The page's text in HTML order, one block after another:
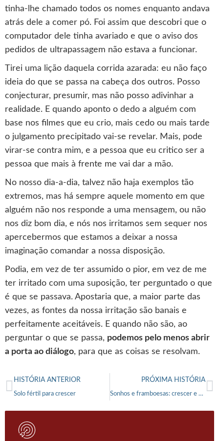
tinha-lhe chamado todos os nomes enquanto andava
atrás dele a comer pó. Foi assim que descobri que o
computador dele tinha avariado e que o aviso dos
pedidos de ultrapassagem não estava a funcionar.
Tirei uma lição daquela corrida azarada: eu não faço
ideia do que se passa na cabeça dos outros. Posso
conjecturar, presumir, mas não posso adivinhar a
realidade. E quando aponto o dedo a alguém com
base nos filmes que eu crio, mais cedo ou mais tarde
o julgamento precipitado vai-se revelar. Mais, pode
virar-se contra mim, e a pessoa que eu critico ser a
pessoa que mais à frente me vai dar a mão.
No nosso dia-a-dia, talvez não haja exemplos tão
extremos, mas há sempre aquele momento em que
alguém não nos responde a uma mensagem, ou não
nos diz bom dia, e nós nos irritamos sem sequer nos
apercebermos que estamos a deixar a nossa
imaginação comandar a nossa disposição.
Podia, em vez de ter assumido o pior, em vez de me
ter irritado com uma suposição, ter perguntado o que
é que se passava. Apostaria que, a maior parte das
vezes, as fontes da nossa irritação são banais e
perfeitamente aceitáveis. E quando não são, ao
perguntar o que se passa, podemos pelo menos abrir
a porta ao diálogo, para que as coisas se resolvam.
HISTÓRIA ANTERIOR
Solo fértil para crescer
PRÓXIMA HISTÓRIA
Sonhos e framboesas: crescer e multiplicar